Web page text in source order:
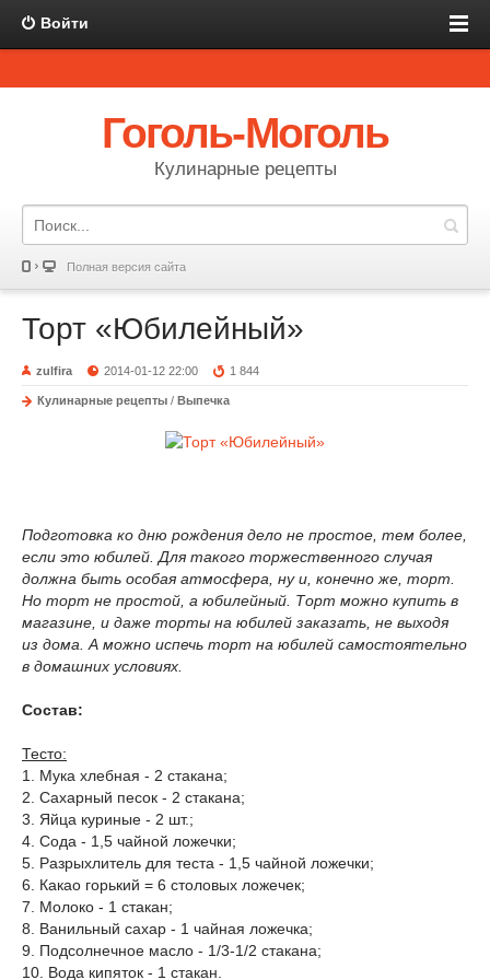
Войти
Гоголь-Моголь
Кулинарные рецепты
Полная версия сайта
Торт «Юбилейный»
zulfira 2014-01-12 22:00 1 844
Кулинарные рецепты / Выпечка
Подготовка ко дню рождения дело не простое, тем более,
если это юбилей. Для такого торжественного случая
должна быть особая атмосфера, ну и, конечно же, торт.
Но торт не простой, а юбилейный. Торт можно купить в
магазине, и даже торты на юбилей заказать, не выходя
из дома. А можно испечь торт на юбилей самостоятельно
в домашних условиях.
Состав:
Тесто:
1. Мука хлебная - 2 стакана;
2. Сахарный песок - 2 стакана;
3. Яйца куриные - 2 шт.;
4. Сода - 1,5 чайной ложечки;
5. Разрыхлитель для теста - 1,5 чайной ложечки;
6. Какао горький = 6 столовых ложечек;
7. Молоко - 1 стакан;
8. Ванильный сахар - 1 чайная ложечка;
9. Подсолнечное масло - 1/3-1/2 стакана;
10. Вода кипяток - 1 стакан.